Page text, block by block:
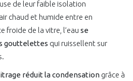
de leur faible isolation
chaud et humide entre en
froide de la vitre, l’eau se
gouttelettes qui ruissellent sur
réduit la condensationgrâce à